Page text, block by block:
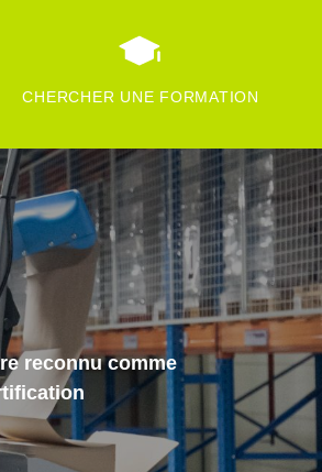
CHERCHER UNE FORMATION
reconnu comme